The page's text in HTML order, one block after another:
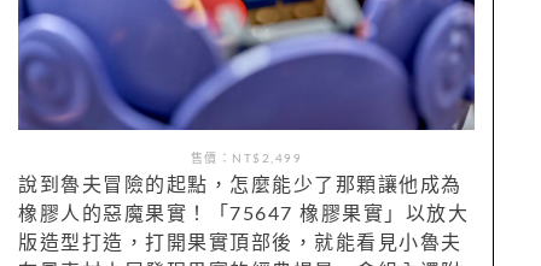
售價：NT$2,499
說到魯夫冒險的起點，怎麼能少了那顆讓他成為
橡膠人的惡魔果實！「75647 橡膠果實」以放大
版造型打造，打開果實頂部後，就能看見小魯夫